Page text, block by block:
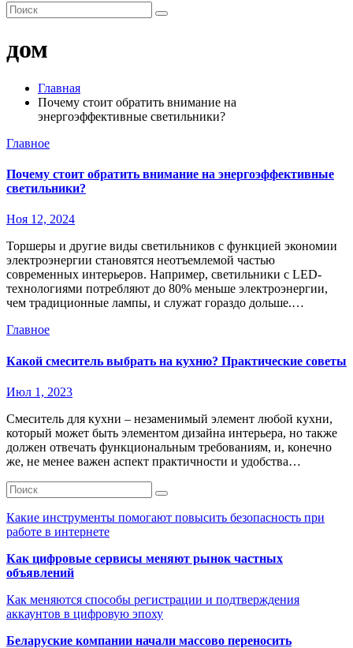
дом
Главная
Почему стоит обратить внимание на
энергоэффективные светильники?
Главное
Почему стоит обратить внимание на энергоэффективные
светильники?
Ноя 12, 2024
Торшеры и другие виды светильников с функцией экономии
электроэнергии становятся неотъемлемой частью
современных интерьеров. Например, светильники с LED-
технологиями потребляют до 80% меньше электроэнергии,
чем традиционные лампы, и служат гораздо дольше.…
Главное
Какой смеситель выбрать на кухню? Практические советы
Июл 1, 2023
Смеситель для кухни – незаменимый элемент любой кухни,
который может быть элементом дизайна интерьера, но также
должен отвечать функциональным требованиям, и, конечно
же, не менее важен аспект практичности и удобства…
Какие инструменты помогают повысить безопасность при
работе в интернете
Как цифровые сервисы меняют рынок частных
объявлений
Как меняются способы регистрации и подтверждения
аккаунтов в цифровую эпоху
Беларуские компании начали массово переносить